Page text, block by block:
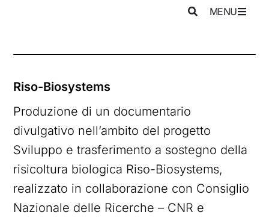
MENU
Riso-Biosystems
Produzione di un documentario
divulgativo nell’ambito del progetto
Sviluppo e trasferimento a sostegno della
risicoltura biologica Riso-Biosystems,
realizzato in collaborazione con Consiglio
Nazionale delle Ricerche – CNR e